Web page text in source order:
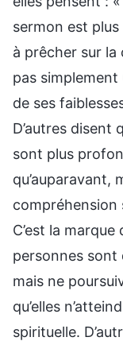
sermon est plus
à prêcher sur la
pas
de ses
D’autres disent
sont plus
qu’auparavant,
compréhension
C’est la
personnes sont
mais ne
qu’elles
spirituelle.